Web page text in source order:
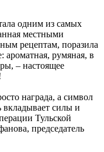
одним из самых
местными
рецептам, поразила
ароматная, румяная, в
– настоящее
награда, а символ
вкладывает силы и
Тульской
председатель